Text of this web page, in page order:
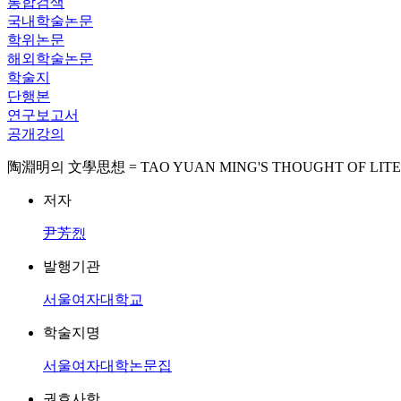
국내학술논문
학위논문
해외학술논문
학술지
단행본
연구보고서
공개강의
陶淵明의 文學思想 = TAO YUAN MING'S THOUGHT OF
저자
尹芳烈
발행기관
서울여자대학교
학술지명
서울여자대학논문집